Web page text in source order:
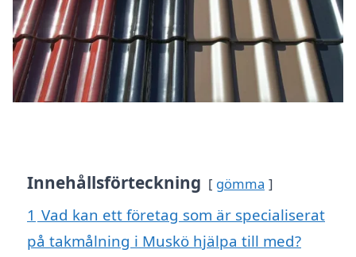
Innehållsförteckning gömma
1 Vad kan ett företag som är specialiserat
på takmålning i Muskö hjälpa till med?